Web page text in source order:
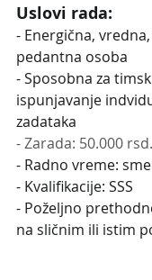
Uslovi rada:
- Energična,
pedantna osoba
- Sposobna za
ispunjavanje
zadataka
- Zarada: 50.000 rsd.
- Radno vreme:
- Kvalifikacije: SSS
- Poželjno
na sličnim ili istim